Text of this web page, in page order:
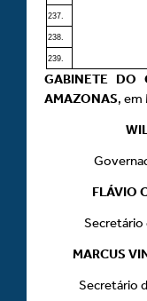
237.
238.
239.
GABINETE DO
AMAZONAS, em
FLÁVIO
Secretário
MARCUS
Secretário